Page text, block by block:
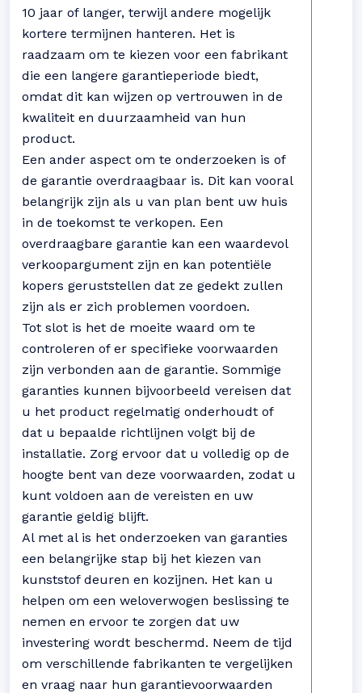
10 jaar of langer, terwijl andere mogelijk
kortere termijnen hanteren. Het is
raadzaam om te kiezen voor een fabrikant
die een langere garantieperiode biedt,
omdat dit kan wijzen op vertrouwen in de
kwaliteit en duurzaamheid van hun
product.
Een ander aspect om te onderzoeken is of
de garantie overdraagbaar is. Dit kan vooral
belangrijk zijn als u van plan bent uw huis
in de toekomst te verkopen. Een
overdraagbare garantie kan een waardevol
verkoopargument zijn en kan potentiële
kopers geruststellen dat ze gedekt zullen
zijn als er zich problemen voordoen.
Tot slot is het de moeite waard om te
controleren of er specifieke voorwaarden
zijn verbonden aan de garantie. Sommige
garanties kunnen bijvoorbeeld vereisen dat
u het product regelmatig onderhoudt of
dat u bepaalde richtlijnen volgt bij de
installatie. Zorg ervoor dat u volledig op de
hoogte bent van deze voorwaarden, zodat u
kunt voldoen aan de vereisten en uw
garantie geldig blijft.
Al met al is het onderzoeken van garanties
een belangrijke stap bij het kiezen van
kunststof deuren en kozijnen. Het kan u
helpen om een weloverwogen beslissing te
nemen en ervoor te zorgen dat uw
investering wordt beschermd. Neem de tijd
om verschillende fabrikanten te vergelijken
en vraag naar hun garantievoorwaarden